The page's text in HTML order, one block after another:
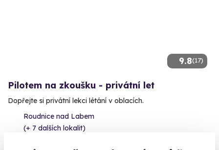
9.8(17)
Pilotem na zkoušku - privátní let
Dopřejte si privátní lekci létání v oblacích.
Roudnice nad Labem
(+ 7 dalších lokalit)